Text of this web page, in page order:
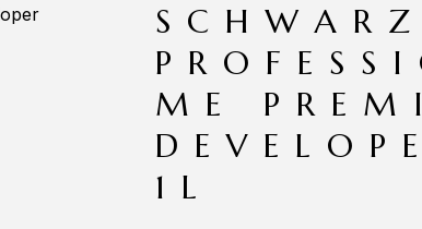
ME
1L